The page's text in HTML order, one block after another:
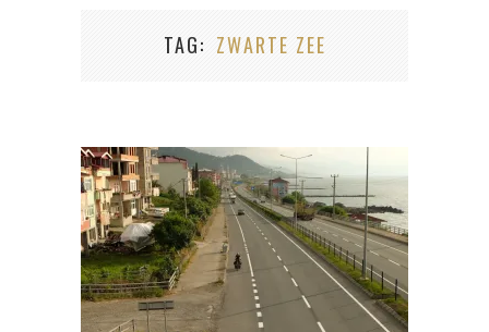
TAG ZWARTE ZEE